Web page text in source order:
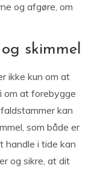
og afgøre, om
skimmel
ikke kun om at
om at forebygge
kan
som både er
handle i tide kan
og sikre, at dit